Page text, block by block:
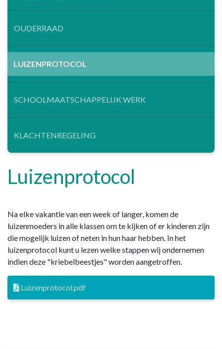
OUDERRAAD
LUIZENPROTOCOL
SCHOOLMAATSCHAPPELIJK WERK
KLACHTENREGELING
Luizenprotocol
Na elke vakantie van een week of langer, komen de
luizenmoeders in alle klassen om te kijken of er kinderen zijn
die mogelijk luizen of neten in hun haar hebben. In het
luizenprotocol kunt u lezen welke stappen wij ondernemen
indien deze "kriebelbeestjes" worden aangetroffen.
Luizenprotocol.pdf